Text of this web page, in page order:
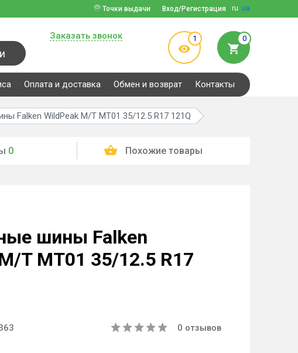
ru ua
Вход/Регистрация
Точки выдачи
Заказать звонок 1 0
Оплата и доставка Обмен и возврат Контакты
Falken WildPeak M/T MT01 35/12.5 R17 121Q
0 Похожие товары
шины Falken
T MT01 35/12.5 R17
0 отзывов